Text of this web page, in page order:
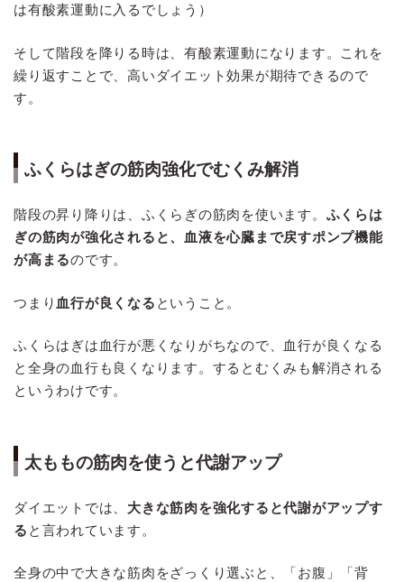
は有酸素運動に入るでしょう）
そして階段を降りる時は、有酸素運動になります。これを
繰り返すことで、高いダイエット効果が期待できるので
す。
ふくらはぎの筋肉強化でむくみ解消
階段の昇り降りは、ふくらぎの筋肉を使います。 ふくらは
ぎの筋肉が強化されると、血液を心臓まで戻すポンプ機能
が高まるのです。
つまり 血行が良くなる ということ。
ふくらはぎは血行が悪くなりがちなので、血行が良くなる
と全身の血行も良くなります。するとむくみも解消される
というわけです。
太ももの筋肉を使うと代謝アップ
ダイエットでは、 大きな筋肉を強化すると代謝がアップす
る と言われています。
全身の中で大きな筋肉をざっくり選ぶと、「お腹」「背